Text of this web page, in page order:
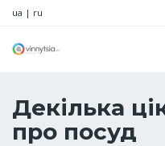
ua | ru
Декілька
про посуд